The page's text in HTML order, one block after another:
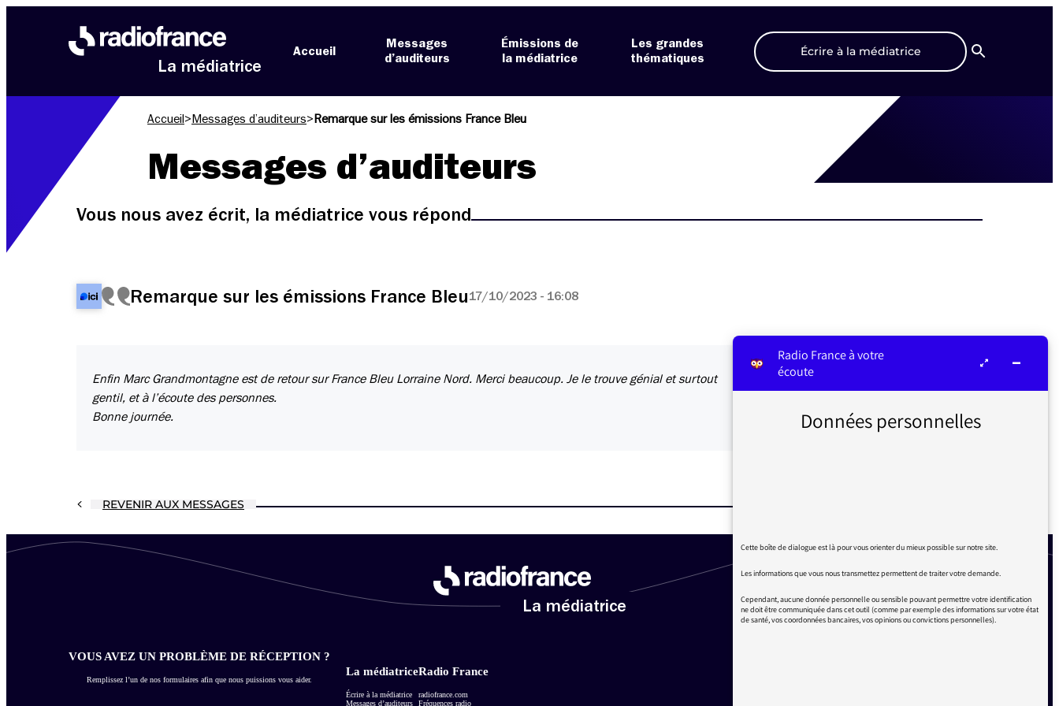
La médiatrice
Accueil
Messages
d’auditeurs
Émissions de
la médiatrice
Les grandes
thématiques
Écrire à la médiatrice
Recherche
Accueil > Messages d’auditeurs> Remarque sur les émissions France Bleu
Messages d’auditeurs
Vous nous avez écrit, la médiatrice vous répond
Remarque sur les émissions France Bleu17/10/2023 - 16:08
Enfin Marc Grandmontagne est de retour sur France Bleu Lorraine Nord. Merci beaucoup. Je le trouve génial et surtout
gentil, et à l’écoute des personnes.
Bonne journée.
REVENIR AUX MESSAGES
La médiatrice
VOUS AVEZ UN PROBLÈME DE RÉCEPTION ?
Remplissez l’un de nos formulaires afin que nous puissions vous aider.
La médiatrice
Écrire à la médiatrice
Messages d’auditeurs
Radio France
radiofrance.com
Fréquences radio
Radio France à votre
écoute
Données personnelles
Cette boîte de dialogue est là pour vous orienter du mieux possible sur notre site.
Les informations que vous nous transmettez permettent de traiter votre demande.
Cependant, aucune donnée personnelle ou sensible pouvant permettre votre identification
ne doit être communiquée dans cet outil (comme par exemple des informations sur votre état
de santé, vos coordonnées bancaires, vos opinions ou convictions personnelles).